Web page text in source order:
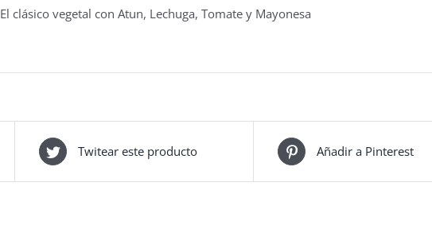
El clásico vegetal con Atun, Lechuga, Tomate y Mayonesa
Twitear este producto Añadir a Pinterest